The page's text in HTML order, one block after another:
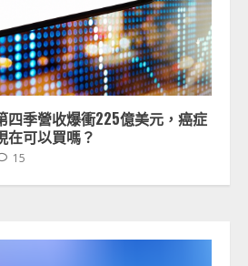
四季營收爆衝225億美元，癌症
在可以買嗎？
15